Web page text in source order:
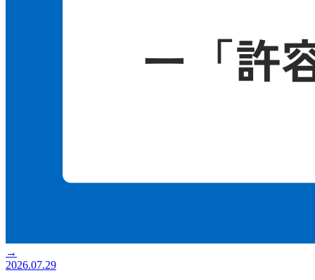
→
2026.07.29